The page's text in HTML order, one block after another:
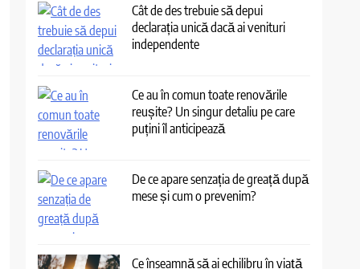
Cât de des trebuie să depui
declarația unică dacă ai venituri
independente
Ce au în comun toate renovările
reușite? Un singur detaliu pe care
puțini îl anticipează
De ce apare senzația de greață după
mese și cum o prevenim?
Ce înseamnă să ai echilibru în viață